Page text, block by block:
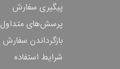
پیگیری سفارش
پرسش‌های متداول
بازگرداندن سفارش
شرایط استفاده